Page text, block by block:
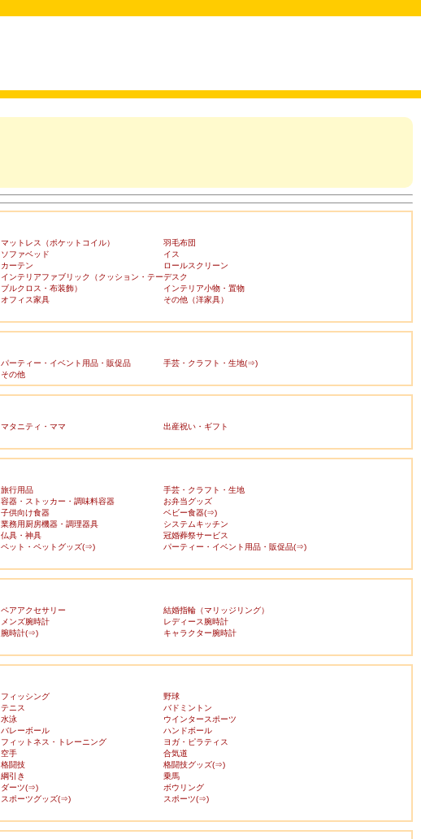
マットレス（ポケットコイル）
羽毛布団
ソファベッド
イス
カーテン
ロールスクリーン
インテリアファブリック（クッション・テー
ブルクロス・布装飾）
デスク
インテリア小物・置物
オフィス家具
その他（洋家具）
パーティー・イベント用品・販促品
手芸・クラフト・生地(⇒)
その他
マタニティ・ママ
出産祝い・ギフト
旅行用品
手芸・クラフト・生地
容器・ストッカー・調味料容器
お弁当グッズ
子供向け食器
ベビー食器(⇒)
業務用厨房機器・調理器具
システムキッチン
仏具・神具
冠婚葬祭サービス
ペット・ペットグッズ(⇒)
パーティー・イベント用品・販促品(⇒)
ペアアクセサリー
結婚指輪（マリッジリング）
メンズ腕時計
レディース腕時計
腕時計(⇒)
キャラクター腕時計
フィッシング
野球
テニス
バドミントン
水泳
ウインタースポーツ
バレーボール
ハンドボール
フィットネス・トレーニング
ヨガ・ピラティス
空手
合気道
格闘技
格闘技グッズ(⇒)
綱引き
乗馬
ダーツ(⇒)
ボウリング
スポーツグッズ(⇒)
スポーツ(⇒)